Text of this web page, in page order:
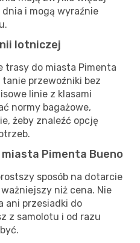
i mogą wyraźnie
lotniczej
trasy do miasta Pimenta
przewoźniki bez
linie z klasami
normy bagażowe,
żeby znaleźć opcję
Pimenta Bueno
sposób na dotarcie
niż cena. Nie
ani przesiadki do
z samolotu i od razu